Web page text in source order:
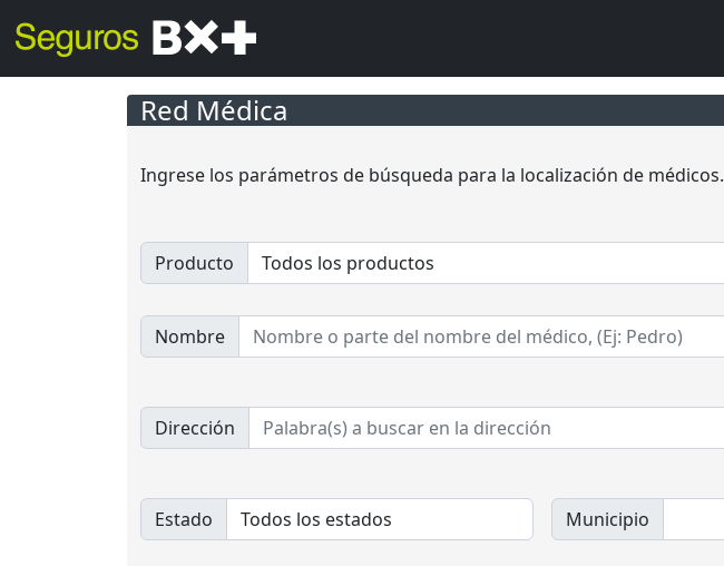
Red Médica
Ingrese los parámetros de búsqueda para la localización de médicos.
Producto
Nombre
Dirección
Estado Municipio